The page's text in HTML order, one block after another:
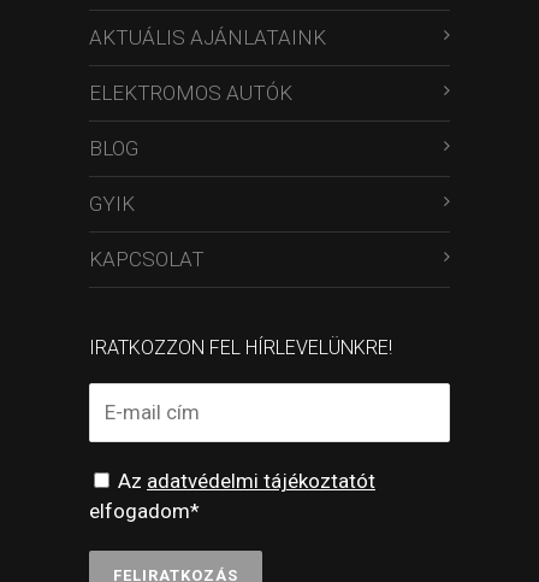
AKTUÁLIS AJÁNLATAINK
ELEKTROMOS AUTÓK
BLOG
GYIK
KAPCSOLAT
IRATKOZZON FEL HÍRLEVELÜNKRE!
Az adatvédelmi tájékoztatót
elfogadom*